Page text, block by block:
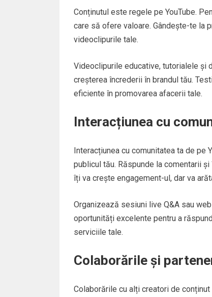
Conținutul este regele pe YouTube.
care să ofere valoare. Gândește-te la
videoclipurile tale.
Videoclipurile educative, tutorialele și
creșterea încrederii în brandul tău.
eficiente în promovarea afacerii tale.
Interacțiunea cu
Interacțiunea cu comunitatea ta de pe
publicul tău. Răspunde la comentarii
îți va crește engagement-ul, dar va
Organizează sesiuni live Q&A sau
oportunități excelente pentru a
serviciile tale.
Colaborările și
Colaborările cu alți creatori de